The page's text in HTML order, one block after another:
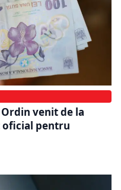
venit de la
oficial pentru